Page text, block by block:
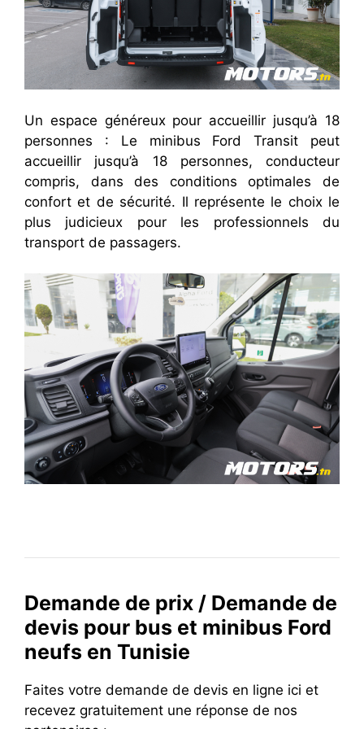
Un espace généreux pour accueillir jusqu’à 18
personnes : Le minibus Ford Transit peut
accueillir jusqu’à 18 personnes, conducteur
compris, dans des conditions optimales de
confort et de sécurité. Il représente le choix le
plus judicieux pour les professionnels du
transport de passagers.
Demande de prix / Demande de
devis pour bus et minibus Ford
neufs en Tunisie
Faites votre demande de devis en ligne ici et
recevez gratuitement une réponse de nos